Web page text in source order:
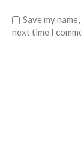
Save my
next time I